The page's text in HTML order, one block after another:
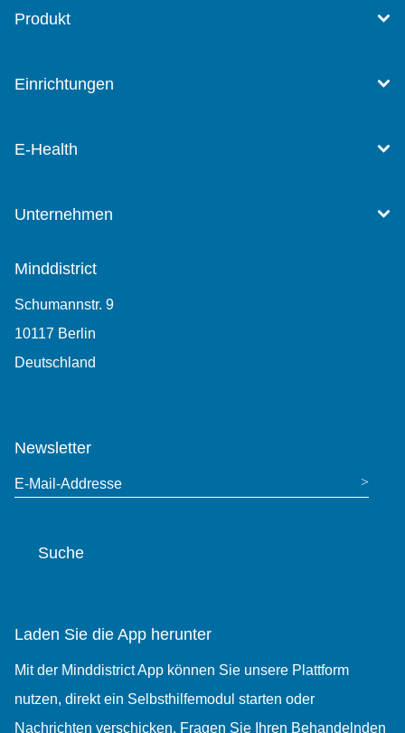
Produkt
Einrichtungen
E-Health
Unternehmen
Minddistrict
Schumannstr. 9
10117 Berlin
Deutschland
Newsletter
E-Mail-Addresse
Suche
Laden Sie die App herunter
Mit der Minddistrict App können Sie unsere Plattform
nutzen, direkt ein Selbsthilfemodul starten oder
Nachrichten verschicken. Fragen Sie Ihren Behandelnden